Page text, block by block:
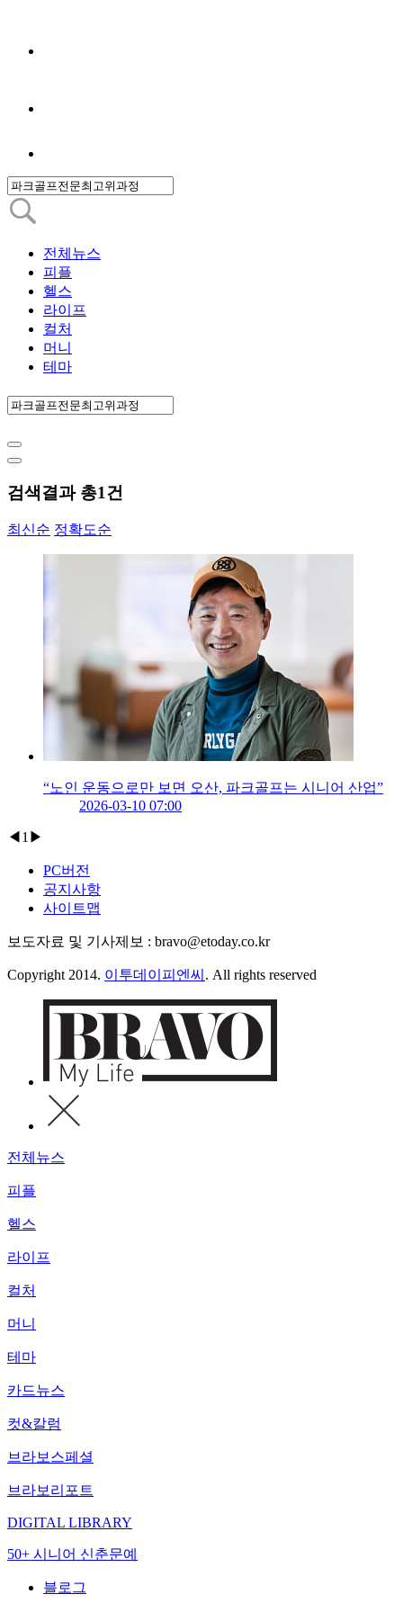
전체뉴스
피플
헬스
라이프
컬처
머니
테마
검색결과 총1건
최신순 정확도순
“노인 운동으로만 보면 오산, 파크골프는 시니어 산업”
2026-03-10 07:00
◀ 1 ▶
PC버전
공지사항
사이트맵
보도자료 및 기사제보 : bravo@etoday.co.kr
Copyright 2014. 이투데이피엔씨 . All rights reserved
전체뉴스
피플
헬스
라이프
컬처
머니
테마
카드뉴스
컷&칼럼
브라보스페셜
브라보리포트
DIGITAL LIBRARY
50+ 시니어 신춘문예
블로그